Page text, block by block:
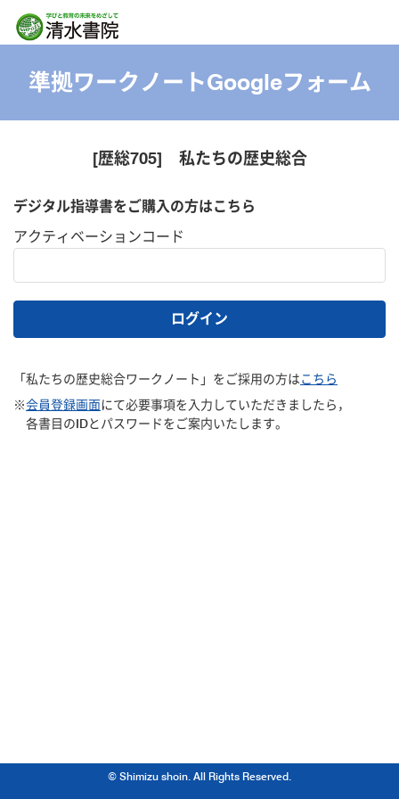
準拠ワークノートGoogleフォーム
[歴総705] 私たちの歴史総合
デジタル指導書をご購入の方はこちら
アクティベーションコード
ログイン
「私たちの歴史総合ワークノート」をご採用の方はこちら
※会員登録画面にて必要事項を入力していただきましたら，
各書目のIDとパスワードをご案内いたします。
© Shimizu shoin. All Rights Reserved.